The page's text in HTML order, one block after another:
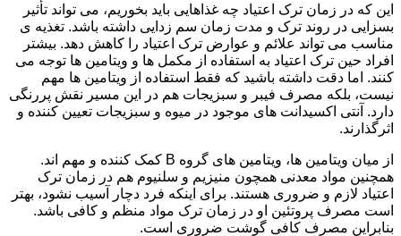
این که در زمان ترک اعتیاد چه غذاهایی باید بخوریم، می تواند تأثیر
بسزایی در روند ترک و مدت زمان سم زدایی داشته باشد. تغذیه ی
مناسب می تواند علائم و عوارض ترک اعتیاد را کاهش دهد. بیشتر
افراد حین ترک اعتیاد به استفاده از مکمل ها و ویتامین ها توجه می
کنند. اما دقت داشته باشید که فقط استفاده از ویتامین ها مهم
نیست، بلکه مصرف فیبر و سبزیجات هم در این مسیر نقش پررنگی
دارد. آنتی اکسیدانت های موجود در میوه و سبزیجات تعیین کننده و
اثرگذارند.
از میان ویتامین ها، ویتامین های گروه B کمک کننده و مهم اند.
همچنین مواد معدنی همچون منیزیم و سلنیوم هم در زمان ترک
اعتیاد لازم و ضروری هستند. برای اینکه فرد دچار آسیب نشود، بهتر
است مصرف پروتئین او در زمان ترک مواد منظم و کافی باشد.
بنابراین مصرف کافی گوشت ضروری است.